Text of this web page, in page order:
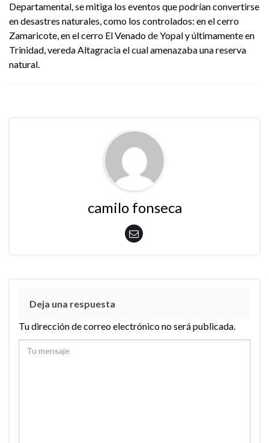
Departamental, se mitiga los eventos que podrían convertirse
en desastres naturales, como los controlados: en el cerro
Zamaricote, en el cerro El Venado de Yopal y últimamente en
Trinidad, vereda Altagracia el cual amenazaba una reserva
natural.
camilo fonseca
Deja una respuesta
Tu dirección de correo electrónico no será publicada.